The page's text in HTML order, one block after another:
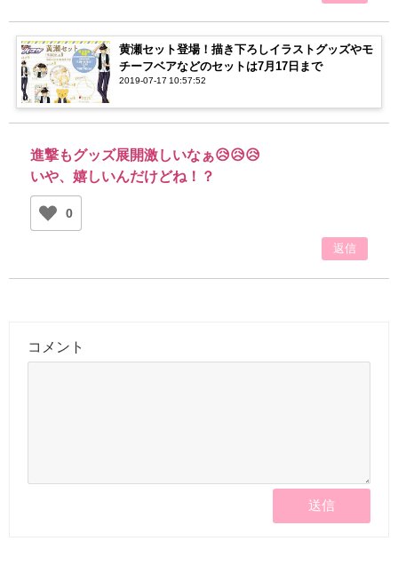
黄瀬セット登場！描き下ろしイラストグッズやモ
チーフベアなどのセットは7月17日まで
2019-07-17 10:57:52
進撃もグッズ展開激しいなぁ😥😥😥
いや、嬉しいんだけどね！？
0
返信
コメント